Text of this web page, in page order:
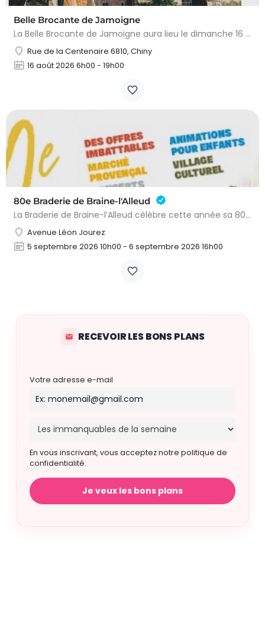
Belle Brocante de Jamoigne
La Belle Brocante de Jamoigne aura lieu le dimanche 16 août 2026 de 6h00 à 18h00, proposant une centaine…
Rue de la Centenaire 6810, Chiny
16 août 2026 6h00 - 19h00
80e Braderie de Braine-l'Alleud
La Braderie de Braine-l’Alleud célèbre cette année sa 80e édition ! Durant tout le premier week-end de…
Avenue Léon Jourez
5 septembre 2026 10h00 - 6 septembre 2026 16h00
RECEVOIR LES BONS PLANS
Votre adresse e-mail
En vous inscrivant, vous acceptez notre politique de
confidentialité.